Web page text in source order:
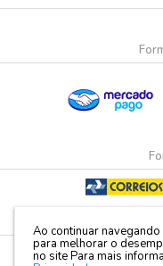
Ao continuar
para melhorar o
no sitePara mais